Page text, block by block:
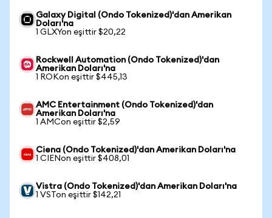
Galaxy Digital (Ondo Tokenized)'dan Amerikan
Doları'na
1 GLXYon eşittir $20,22
Rockwell Automation (Ondo Tokenized)'dan
Amerikan Doları'na
1 ROKon eşittir $445,13
AMC Entertainment (Ondo Tokenized)'dan
Amerikan Doları'na
1 AMCon eşittir $2,59
Ciena (Ondo Tokenized)'dan Amerikan Doları'na
1 CIENon eşittir $408,01
Vistra (Ondo Tokenized)'dan Amerikan Doları'na
1 VSTon eşittir $142,21